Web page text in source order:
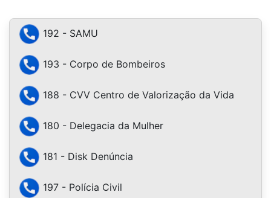
192 - SAMU
193 - Corpo de Bombeiros
188 - CVV Centro de Valorização da Vida
180 - Delegacia da Mulher
181 - Disk Denúncia
197 - Polícia Civil